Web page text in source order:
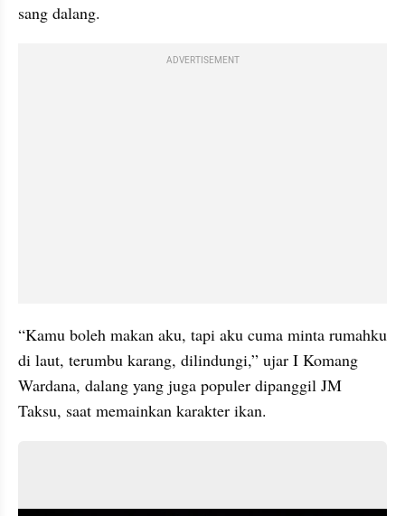
sang dalang.
ADVERTISEMENT
“Kamu boleh makan aku, tapi aku cuma minta rumahku
di laut, terumbu karang, dilindungi,” ujar I Komang
Wardana, dalang yang juga populer dipanggil JM
Taksu, saat memainkan karakter ikan.